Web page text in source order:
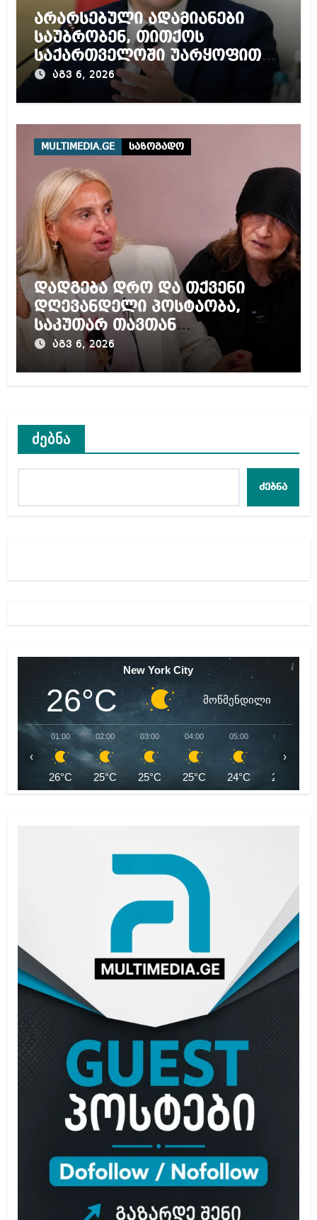
არარსებული ადამიანები
საუბრობენ, თითქოს
საქართველოში უარყოფითი
გარემოა შექმნილი რუსი
ტურისტებისთვის, ჩვენი კარი
აგვ 6, 2026
MULTIMEDIA.GE საზოგადო
დადგება დრო და თქვენი
დღევანდელი პოსტაობა,
საკუთარ თავთან
შეგარცხვენთ – ეკა კუპატაძე
ნანუკა ჟორჟოლიანს
აგვ 6, 2026
ძებნა
ძებნა
New York City
26°C მოწმენდილი
01:00
26°C
02:00
25°C
03:00
25°C
04:00
25°C
05:00
24°C
06:00
24°C
‹ ›